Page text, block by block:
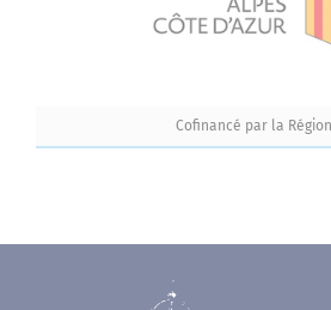
Cofinancé par la